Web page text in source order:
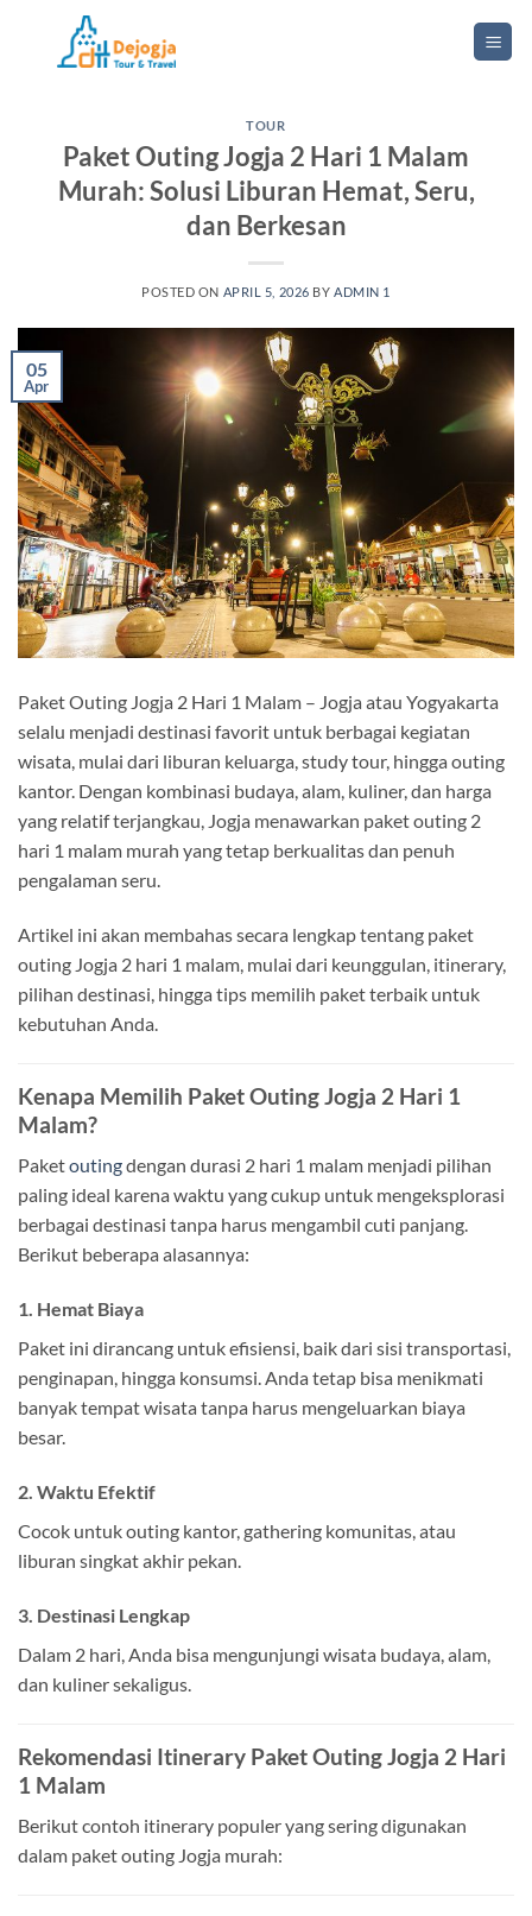
content
TOUR
Paket Outing Jogja 2 Hari 1 Malam
Murah: Solusi Liburan Hemat, Seru,
dan Berkesan
POSTED ON APRIL 5, 2026 BY ADMIN 1
05
Apr
Paket Outing Jogja 2 Hari 1 Malam – Jogja atau Yogyakarta
selalu menjadi destinasi favorit untuk berbagai kegiatan
wisata, mulai dari liburan keluarga, study tour, hingga outing
kantor. Dengan kombinasi budaya, alam, kuliner, dan harga
yang relatif terjangkau, Jogja menawarkan paket outing 2
hari 1 malam murah yang tetap berkualitas dan penuh
pengalaman seru.
Artikel ini akan membahas secara lengkap tentang paket
outing Jogja 2 hari 1 malam, mulai dari keunggulan, itinerary,
pilihan destinasi, hingga tips memilih paket terbaik untuk
kebutuhan Anda.
Kenapa Memilih Paket Outing Jogja 2 Hari 1
Malam?
Paketoutingdengan durasi 2 hari 1 malam menjadi pilihan
paling ideal karena waktu yang cukup untuk mengeksplorasi
berbagai destinasi tanpa harus mengambil cuti panjang.
Berikut beberapa alasannya:
1. Hemat Biaya
Paket ini dirancang untuk efisiensi, baik dari sisi transportasi,
penginapan, hingga konsumsi. Anda tetap bisa menikmati
banyak tempat wisata tanpa harus mengeluarkan biaya
besar.
2. Waktu Efektif
Cocok untuk outing kantor, gathering komunitas, atau
liburan singkat akhir pekan.
3. Destinasi Lengkap
Dalam 2 hari, Anda bisa mengunjungi wisata budaya, alam,
dan kuliner sekaligus.
Rekomendasi Itinerary Paket Outing Jogja 2 Hari
1 Malam
Berikut contoh itinerary populer yang sering digunakan
dalam paket outing Jogja murah: